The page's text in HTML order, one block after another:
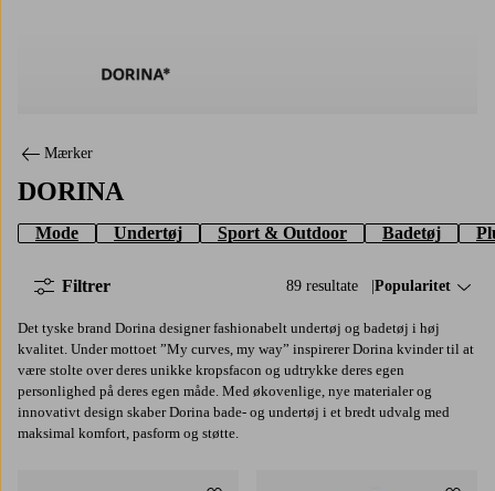
Mærker
DORINA
Mode Undertøj Sport & Outdoor Badetøj
89 resultate Sorter efter:
Popularitet
Filtrer
Det tyske brand Dorina designer fashionabelt undertøj og badetøj i høj
kvalitet. Under mottoet ”My curves, my way” inspirerer Dorina kvinder til at
være stolte over deres unikke kropsfacon og udtrykke deres egen
personlighed på deres egen måde. Med økovenlige, nye materialer og
innovativt design skaber Dorina bade- og undertøj i et bredt udvalg med
maksimal komfort, pasform og støtte.